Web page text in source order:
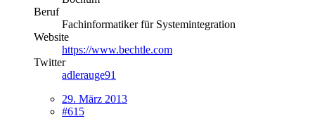
Beruf
Fachinformatiker für Systemintegration
Website
https://www.bechtle.com
Twitter
adlerauge91
29. März 2013
#615